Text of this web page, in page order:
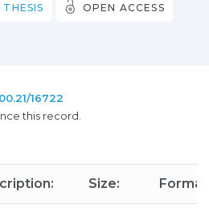
OPEN ACCESS
16722
this record.
Size: